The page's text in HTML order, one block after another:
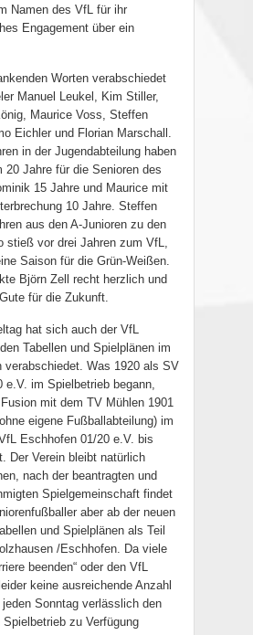
Namen des VfL für ihr
Engagement über ein
Worten verabschiedet
Manuel Leukel, Kim Stiller,
Maurice Voss, Steffen
Eichler und Florian Marschall.
in der Jugendabteilung haben
20 Jahre für die Senioren des
15 Jahre und Maurice mit
10 Jahre. Steffen
aus den A-Junioren zu den
stieß vor drei Jahren zum VfL,
Saison für die Grün-Weißen.
Björn Zell recht herzlich und
für die Zukunft.
hat sich auch der VfL
Tabellen und Spielplänen im
verabschiedet. Was 1920 als SV
e.V. im Spielbetrieb begann,
mit dem TV Mühlen 1901
eigene Fußballabteilung) im
Eschhofen 01/20 e.V. bis
Der Verein bleibt natürlich
nach der beantragten und
Spielgemeinschaft findet
aber ab der neuen
und Spielplänen als Teil
/Eschhofen. Da viele
beenden“ oder den VfL
keine ausreichende Anzahl
Sonntag verlässlich den
zu Verfügung